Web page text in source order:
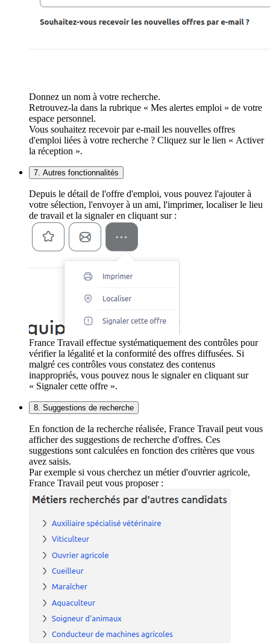
Donnez un nom à votre recherche.
Retrouvez-la dans la rubrique « Mes alertes emploi » de votre
espace personnel.
Vous souhaitez recevoir par e-mail les nouvelles offres
d'emploi liées à votre recherche ? Cliquez sur le lien « Activer
la réception ».
7. Autres fonctionnalités
Depuis le détail de l'offre d'emploi, vous pouvez l'ajouter à
votre sélection, l'envoyer à un ami, l'imprimer, localiser le lieu
de travail et la signaler en cliquant sur :
France Travail effectue systématiquement des contrôles pour
vérifier la légalité et la conformité des offres diffusées. Si
malgré ces contrôles vous constatez des contenus
inappropriés, vous pouvez nous le signaler en cliquant sur
« Signaler cette offre ».
8. Suggestions de recherche
En fonction de la recherche réalisée, France Travail peut vous
afficher des suggestions de recherche d'offres. Ces
suggestions sont calculées en fonction des critères que vous
avez saisis.
Par exemple si vous cherchez un métier d'ouvrier agricole,
France Travail peut vous proposer :